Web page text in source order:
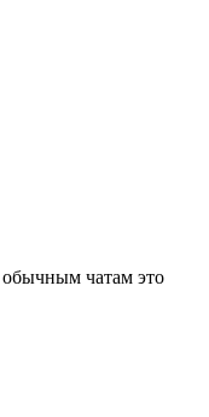
чатам это